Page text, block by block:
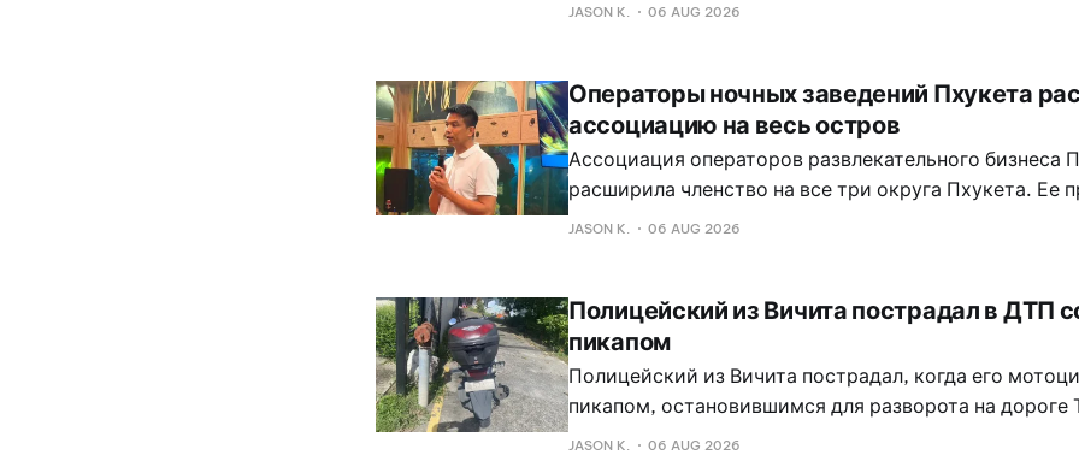
JASON K. 06 AUG 2026
Операторы ночных заведений Пхукета
ассоциацию на весь остров
Ассоциация операторов развлекательного бизнеса
расширила членство на все три округа Пхукета. Ее
что теперь организация представляет 73 заведения
JASON K. 06 AUG 2026
Полицейский из Вичита пострадал в ДТП
пикапом
Полицейский из Вичита пострадал, когда его
пикапом, остановившимся для разворота на дороге
Авария произошла перед отелем Baba House,
JASON K. 06 AUG 2026